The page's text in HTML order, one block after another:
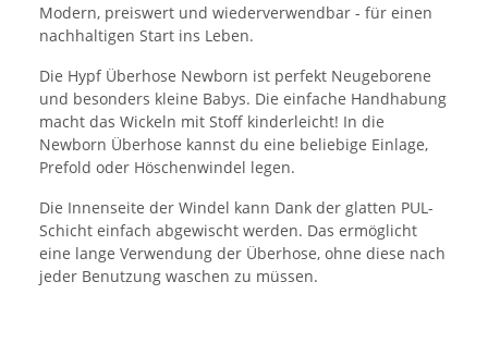
Modern, preiswert und wiederverwendbar - für einen
nachhaltigen Start ins Leben.
Die Hypf Überhose Newborn ist perfekt Neugeborene
und besonders kleine Babys. Die einfache Handhabung
macht das Wickeln mit Stoff kinderleicht! In die
Newborn Überhose kannst du eine beliebige Einlage,
Prefold oder Höschenwindel legen.
Die Innenseite der Windel kann Dank der glatten PUL-
Schicht einfach abgewischt werden. Das ermöglicht
eine lange Verwendung der Überhose, ohne diese nach
jeder Benutzung waschen zu müssen.